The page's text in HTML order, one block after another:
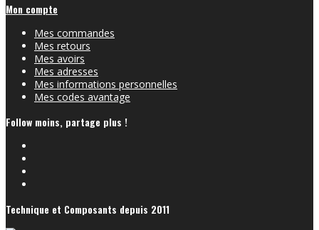
Mon compte
Mes commandes
Mes retours
Mes avoirs
Mes adresses
Mes informations personnelles
Mes codes avantage
Follow moins, partage plus !
Technique et Composants depuis 2011